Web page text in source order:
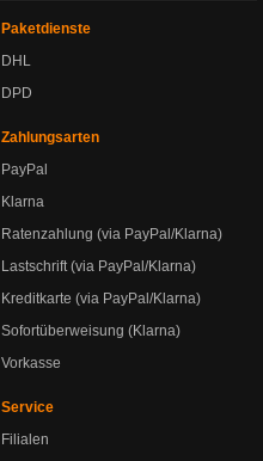
Paketdienste
DHL
DPD
Zahlungsarten
PayPal
Klarna
Ratenzahlung (via PayPal/Klarna)
Lastschrift (via PayPal/Klarna)
Kreditkarte (via PayPal/Klarna)
Sofortüberweisung (Klarna)
Vorkasse
Service
Filialen